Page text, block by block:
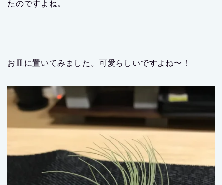
たのですよね。
お皿に置いてみました。可愛らしいですよね〜！